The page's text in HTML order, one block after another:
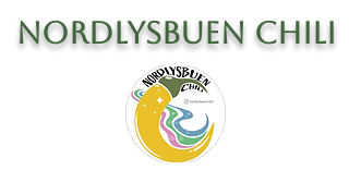
Nordlysbuen Chili